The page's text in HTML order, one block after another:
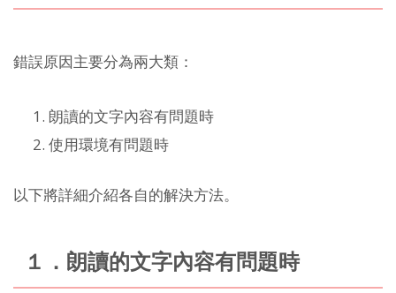
錯誤原因主要分為兩大類：
朗讀的文字內容有問題時
使用環境有問題時
以下將詳細介紹各自的解決方法。
１．朗讀的文字內容有問題時